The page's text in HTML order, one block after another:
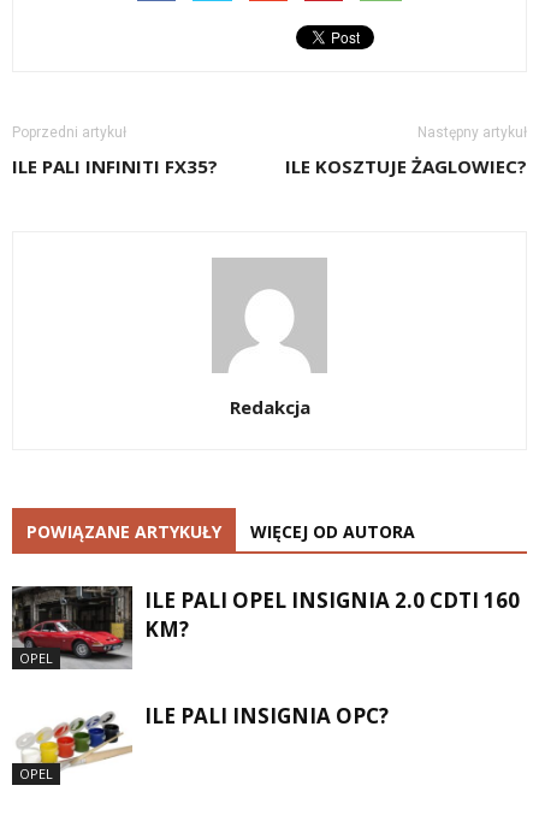
Poprzedni artykuł
ILE PALI INFINITI FX35?
Następny artykuł
ILE KOSZTUJE ŻAGLOWIEC?
Redakcja
POWIĄZANE ARTYKUŁY WIĘCEJ OD AUTORA
OPEL
ILE PALI OPEL INSIGNIA 2.0 CDTI 160
KM?
OPEL
ILE PALI INSIGNIA OPC?